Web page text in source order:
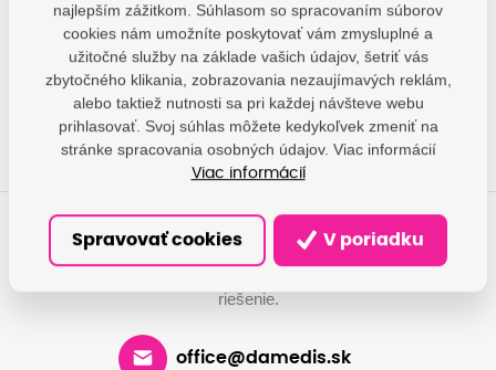
Nechajte sa obdarovať za
vernosť
Chcem darček
Využite výhodný
prenájom
Prenajať
Máte otázky?
riešenie.
office@damedis.sk
najlepším zážitkom. Súhlasom so spracovaním súborov
cookies nám umožníte poskytovať vám zmysluplné a
užitočné služby na základe vašich údajov, šetriť vás
zbytočného klikania, zobrazovania nezaujímavých reklám,
alebo taktiež nutnosti sa pri každej návšteve webu
prihlasovať. Svoj súhlas môžete kedykoľvek zmeniť na
stránke spracovania osobných údajov. Viac informácií
Viac informácií
Spravovať cookies V poriadku